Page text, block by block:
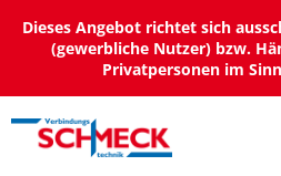
Dieses Angebot richtet sich
(gewerbliche Nutzer) bzw.
Privatpersonen im